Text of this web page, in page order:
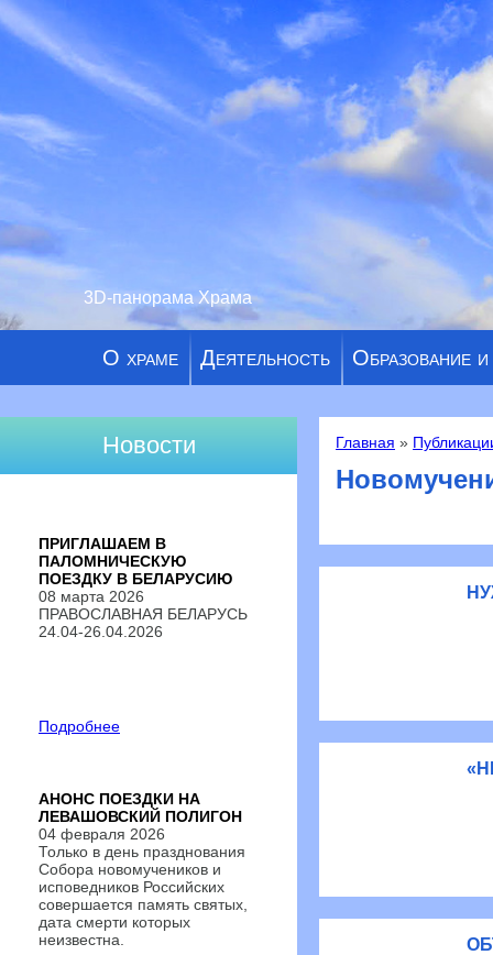
3D-панорама Храма
О храме Деятельность Образование
Вы здесь
Главная »
Новости
ПРИГЛАШАЕМ В
ПАЛОМНИЧЕСКУЮ
ПОЕЗДКУ В БЕЛАРУСИЮ
08 марта 2026
ПРАВОСЛАВНАЯ БЕЛАРУСЬ
24.04-26.04.2026
Подробнее
АНОНС ПОЕЗДКИ НА
ЛЕВАШОВСКИЙ ПОЛИГОН
04 февраля 2026
Только в день празднования
Собора новомучеников и
исповедников Российских
совершается память святых,
дата смерти которых
неизвестна.